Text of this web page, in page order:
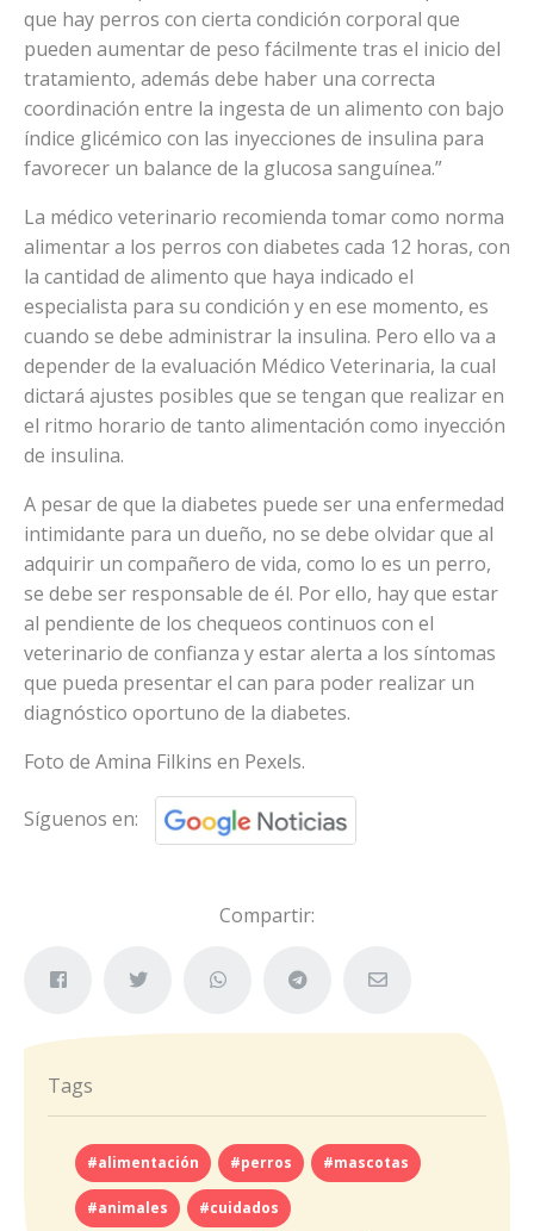
que hay perros con cierta condición corporal que
pueden aumentar de peso fácilmente tras el inicio del
tratamiento, además debe haber una correcta
coordinación entre la ingesta de un alimento con bajo
índice glicémico con las inyecciones de insulina para
favorecer un balance de la glucosa sanguínea.”
La médico veterinario recomienda tomar como norma
alimentar a los perros con diabetes cada 12 horas, con
la cantidad de alimento que haya indicado el
especialista para su condición y en ese momento, es
cuando se debe administrar la insulina. Pero ello va a
depender de la evaluación Médico Veterinaria, la cual
dictará ajustes posibles que se tengan que realizar en
el ritmo horario de tanto alimentación como inyección
de insulina.
A pesar de que la diabetes puede ser una enfermedad
intimidante para un dueño, no se debe olvidar que al
adquirir un compañero de vida, como lo es un perro,
se debe ser responsable de él. Por ello, hay que estar
al pendiente de los chequeos continuos con el
veterinario de confianza y estar alerta a los síntomas
que pueda presentar el can para poder realizar un
diagnóstico oportuno de la diabetes.
Foto de Amina Filkins en Pexels.
Síguenos en:
Compartir:
Tags
#alimentación #perros #mascotas
#animales #cuidados